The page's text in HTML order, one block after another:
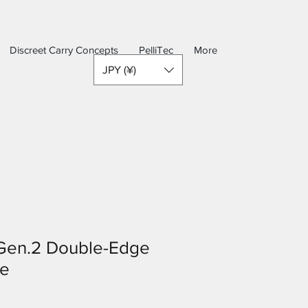
Discreet Carry Concepts PelliTec
More
JPY (¥)
Double-Edge